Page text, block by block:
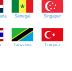
Senegal Singapur
Tanzania Turquía